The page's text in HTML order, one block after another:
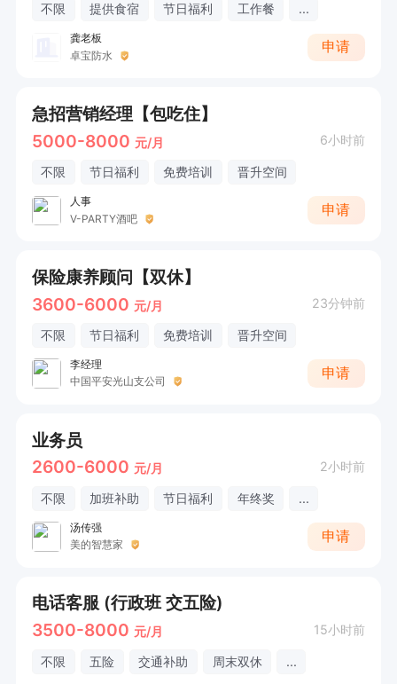
不限 提供食宿 节日福利 工作餐 ...
龚老板
卓宝防水
申请
急招营销经理【包吃住】
5000-8000 元/月 6小时前
不限 节日福利 免费培训 晋升空间
人事
V-PARTY酒吧
申请
保险康养顾问【双休】
3600-6000 元/月 23分钟前
不限 节日福利 免费培训 晋升空间
李经理
中国平安光山支公司
申请
业务员
2600-6000 元/月 2小时前
不限 加班补助 节日福利 年终奖 ...
汤传强
美的智慧家
申请
电话客服 (行政班 交五险)
3500-8000 元/月 15小时前
不限 五险 交通补助 周末双休 ...